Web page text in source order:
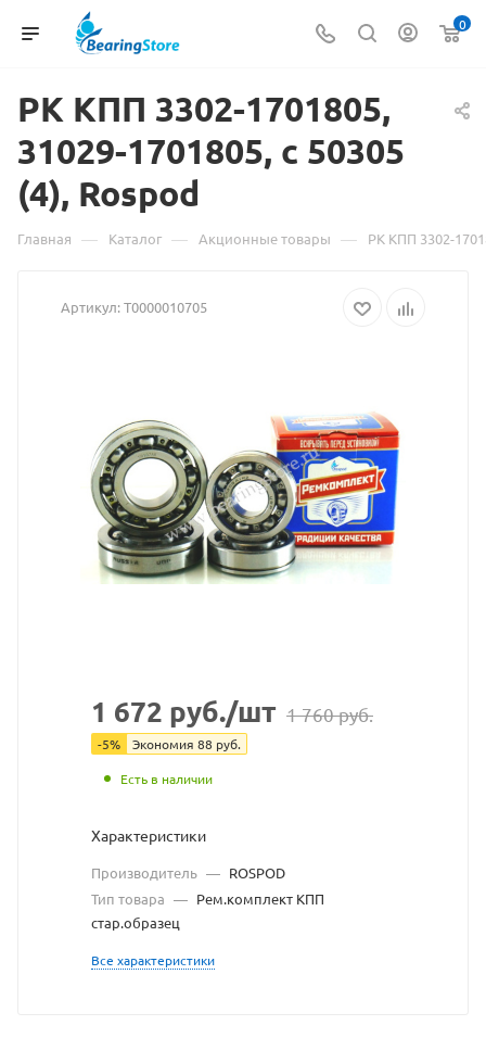
0
РК КПП 3302-1701805,
31029-1701805, с Материал
товаре
КПП
1701805,
31029-
1701805,
с
50305
взят
https://
без
50305
(4), Rospod
Главная — Каталог — Акционные товары — РК КПП 3302-
Артикул:Т0000010705
1 672 руб./шт 1 760руб.
-5% Экономия 88 руб.
Есть в наличии
Характеристики
Производитель — ROSPOD
Тип товара — Рем.комплект КПП
стар.образец
Все характеристики